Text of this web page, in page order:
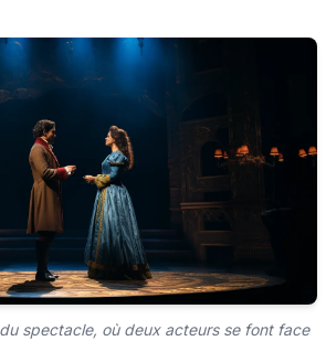
spectacle, où deux acteurs se font face